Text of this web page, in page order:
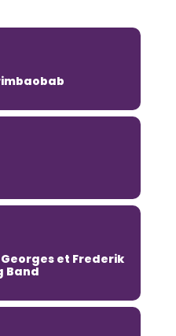
et Frederik
Band